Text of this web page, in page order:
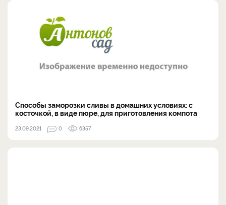
Способы заморозки сливы в домашних условиях: с
косточкой, в виде пюре, для приготовления компота
23.09.2021 0 6357